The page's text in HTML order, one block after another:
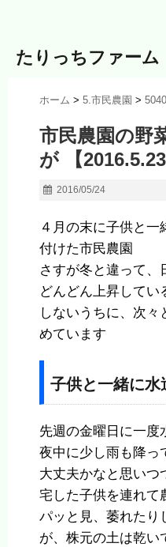
たりっちファーム
ホーム > 5.市民農園 >
市民農園の野
が 【2016.5.23
2016/05/24
４月の末に子供と一
付けた市民農園
さすが冬と違って、
どんどん上昇してい
しないうちに、次
めています
子供と一緒に水
先週の金曜日に一度
夜中に少し雨も降っ
大丈夫かなと思いつ
宅した子供を連れて
パッと見、萎れたり
が、株元の土は乾い